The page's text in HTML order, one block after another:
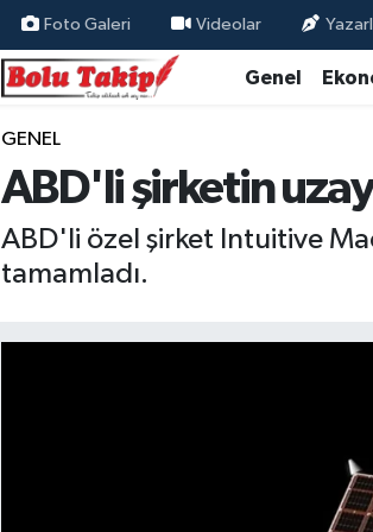
Foto Galeri Videolar
Genel
GENEL
ABD'li şirketin uzay
ABD'li özel şirket Intuitive
tamamladı.